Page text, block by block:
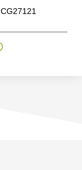
CG27121